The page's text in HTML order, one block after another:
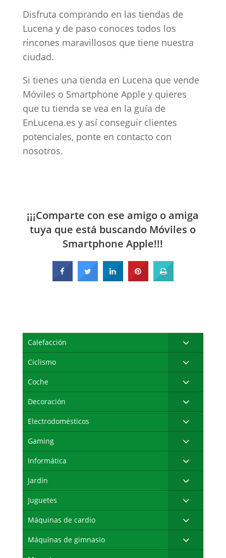
Disfruta comprando en las tiendas de
Lucena y de paso conoces todos los
rincones maravillosos que tiene nuestra
ciudad.
Si tienes una tienda en Lucena que vende
Móviles o Smartphone Apple y quieres
que tu tienda se vea en la guía de
EnLucena.es y así conseguir clientes
potenciales, ponte en contacto con
nosotros.
¡¡¡Comparte con ese amigo o amiga
tuya que está buscando Móviles o
Smartphone Apple!!!
Calefacción
Ciclismo
Coche
Decoración
Electrodomésticos
Gaming
Informática
Jardín
Juguetes
Máquinas de cardio
Máquinas de gimnasio